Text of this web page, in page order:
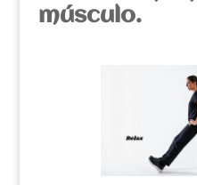
músculo.